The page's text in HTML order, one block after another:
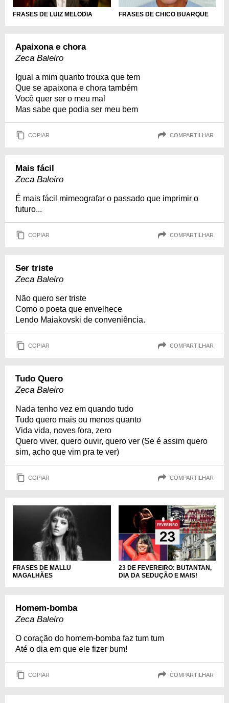
FRASES DE LUIZ MELODIA FRASES DE CHICO BUARQUE
Apaixona e chora
Zeca Baleiro
Igual a mim quanto trouxa que tem
Que se apaixona e chora também
Você quer ser o meu mal
Mas sabe que podia ser meu bem
COPIAR COMPARTILHAR
Mais fácil
Zeca Baleiro
É mais fácil mimeografar o passado que imprimir o
futuro...
COPIAR COMPARTILHAR
Ser triste
Zeca Baleiro
Não quero ser triste
Como o poeta que envelhece
Lendo Maiakovski de conveniência.
COPIAR COMPARTILHAR
Tudo Quero
Zeca Baleiro
Nada tenho vez em quando tudo
Tudo quero mais ou menos quanto
Vida vida, noves fora, zero
Quero viver, quero ouvir, quero ver (Se é assim quero
sim, acho que vim pra te ver)
COPIAR COMPARTILHAR
FRASES DE MALLU
MAGALHÃES
23 DE FEVEREIRO: BUTANTAN,
DIA DA SEDUÇÃO E MAIS!
Homem-bomba
Zeca Baleiro
O coração do homem-bomba faz tum tum
Até o dia em que ele fizer bum!
COPIAR COMPARTILHAR